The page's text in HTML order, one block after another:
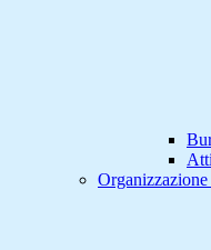
Organizzazione